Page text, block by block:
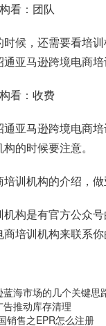
看：团队
候，还需要看培
亚马逊跨境电商培
看：收费
亚马逊跨境电商
的时候要注意。
训机构的介绍，
构是有官方公众
培训机构来联系你
海市场的几个关键思
推动库存清理
销售之EPR怎么注册